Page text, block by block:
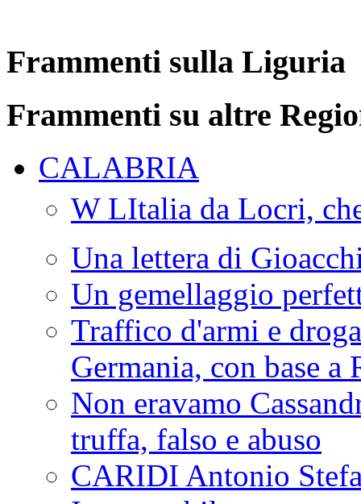
Frammenti sulla Liguria
Frammenti su altre
CALABRIA
W LItalia da Locri,
Una lettera di
Un gemellaggio
Traffico d'armi e
Germania, con base a
Non eravamo
truffa, falso e abuso
CARIDI Antonio